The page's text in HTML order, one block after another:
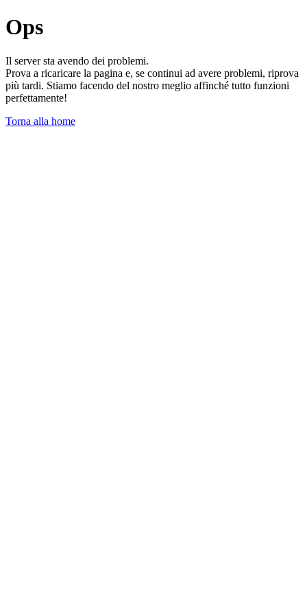
Ops
Il server sta avendo dei problemi.
Prova a ricaricare la pagina e, se continui ad avere problemi, riprova
più tardi. Stiamo facendo del nostro meglio affinché tutto funzioni
perfettamente!
Torna alla home